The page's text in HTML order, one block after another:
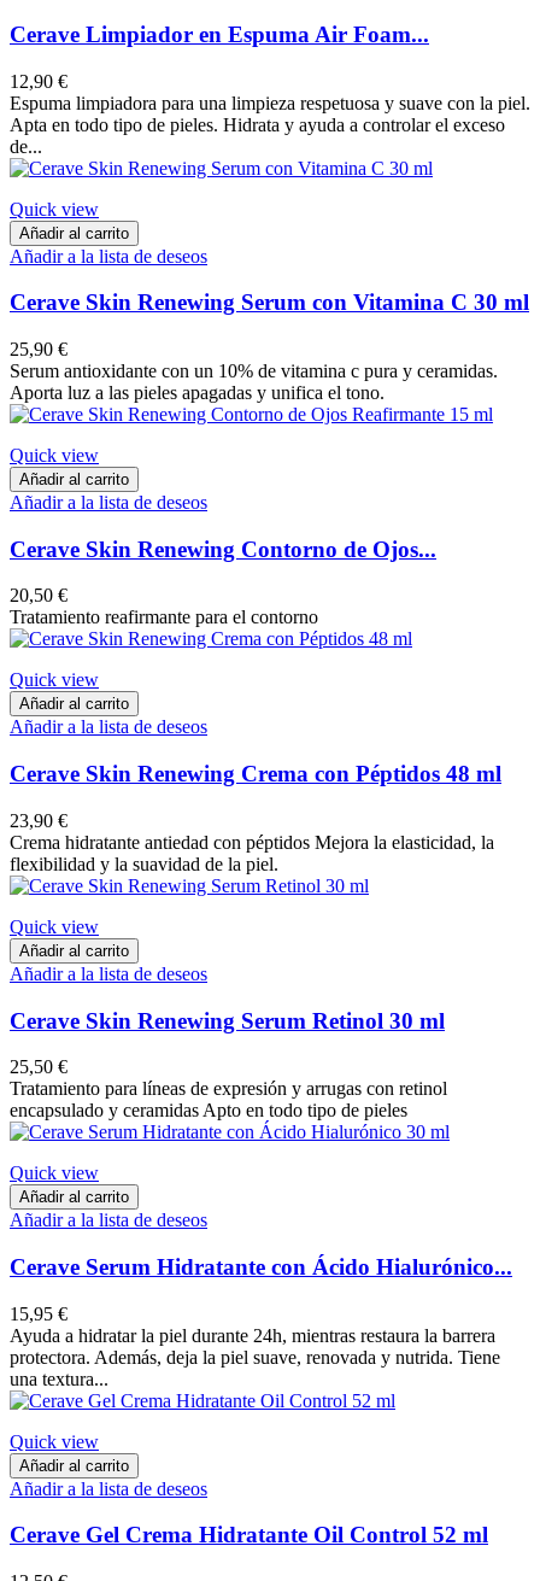
Cerave Limpiador en Espuma Air Foam...
12,90 €
Espuma limpiadora para una limpieza respetuosa y suave con la piel.
Apta en todo tipo de pieles. Hidrata y ayuda a controlar el exceso
de...
Quick view
Añadir al carrito
Añadir a la lista de deseos
Cerave Skin Renewing Serum con Vitamina C 30 ml
25,90 €
Serum antioxidante con un 10% de vitamina c pura y ceramidas.
Aporta luz a las pieles apagadas y unifica el tono.
Quick view
Añadir al carrito
Añadir a la lista de deseos
Cerave Skin Renewing Contorno de Ojos...
20,50 €
Tratamiento reafirmante para el contorno
Quick view
Añadir al carrito
Añadir a la lista de deseos
Cerave Skin Renewing Crema con Péptidos 48 ml
23,90 €
Crema hidratante antiedad con péptidos Mejora la elasticidad, la
flexibilidad y la suavidad de la piel.
Quick view
Añadir al carrito
Añadir a la lista de deseos
Cerave Skin Renewing Serum Retinol 30 ml
25,50 €
Tratamiento para líneas de expresión y arrugas con retinol
encapsulado y ceramidas Apto en todo tipo de pieles
Quick view
Añadir al carrito
Añadir a la lista de deseos
Cerave Serum Hidratante con Ácido Hialurónico...
15,95 €
Ayuda a hidratar la piel durante 24h, mientras restaura la barrera
protectora. Además, deja la piel suave, renovada y nutrida. Tiene
una textura...
Quick view
Añadir al carrito
Añadir a la lista de deseos
Cerave Gel Crema Hidratante Oil Control 52 ml